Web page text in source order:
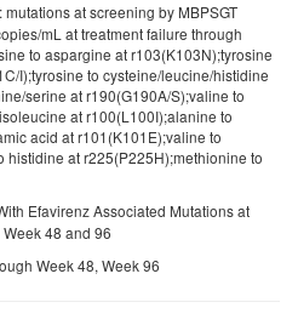
at screening by MBPSGT
mL at treatment failure through
to aspargine at r103(K103N);tyrosine
I);tyrosine to cysteine/leucine/histidine
serine at r190(G190A/S);valine to
at r100(L100I);alanine to
acid at r101(K101E);valine to
at r225(P225H);methionine to
Efavirenz Associated Mutations at
48 and 96
Week 48, Week 96